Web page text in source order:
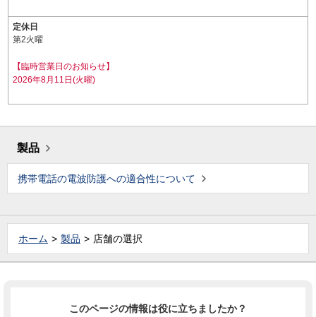
定休日
第2火曜
【臨時営業日のお知らせ】
2026年8月11日(火曜)
製品
携帯電話の電波防護への適合性について
ホーム 製品 店舗の選択
このページの情報は役に立ちましたか？